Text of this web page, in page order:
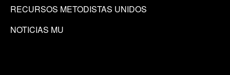
RECURSOS METODISTAS UNIDOS
NOTICIAS MU